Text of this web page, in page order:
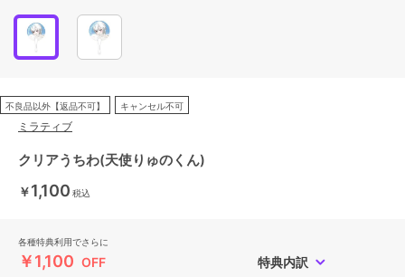
不良品以外【返品不可】 キャンセル不可
ミラティブ
クリアうちわ(天使りゅのくん)
￥1,100 税込
各種特典利用でさらに
￥1,100 OFF 特典内訳